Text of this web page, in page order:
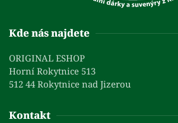
Kde nás najdete
ORIGINAL ESHOP
Horní Rokytnice 513
512 44 Rokytnice nad Jizerou
Kontakt